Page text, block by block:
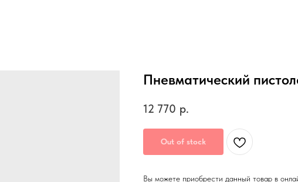
Пневматический
12 770 р.
Out of stock
Вы можете приобрести данный товар в